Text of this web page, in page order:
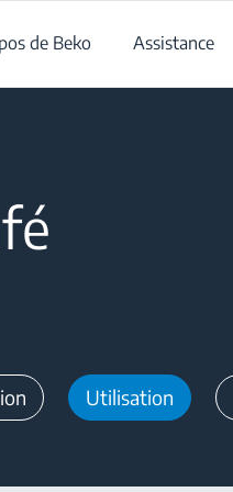
de Beko Assistance
Utilisation